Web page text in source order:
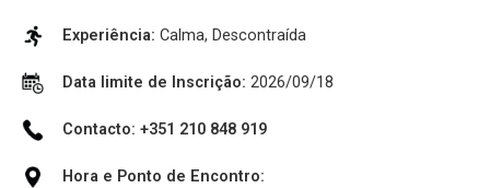
Experiência: Calma, Descontraída
Data limite de Inscrição: 2026/09/18
Contacto: +351 210 848 919
Hora e Ponto de Encontro: